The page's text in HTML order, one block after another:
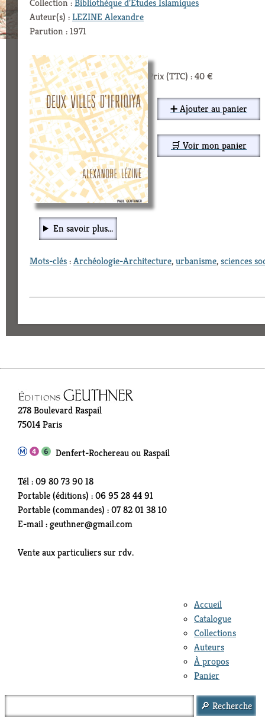
Collection :Bibliothèque d'Études Islamiques
Auteur(s) :LEZINE Alexandre
Parution : 1971
Prix (TTC) : 40 €
➕ Ajouter au panier
🛒 Voir mon panier
En savoir plus...
Mots-clés:Archéologie-Architecture,urbanisme,sciences
278 Boulevard Raspail
75014 Paris
Denfert-Rochereau ou Raspail
Tél : 09 80 73 90 18
Portable (éditions) : 06 95 28 44 91
Portable (commandes) : 07 82 01 38 10
E-mail : geuthner@gmail.com
Vente aux particuliers sur rdv.
Accueil
Catalogue
Collections
Auteurs
À propos
Panier